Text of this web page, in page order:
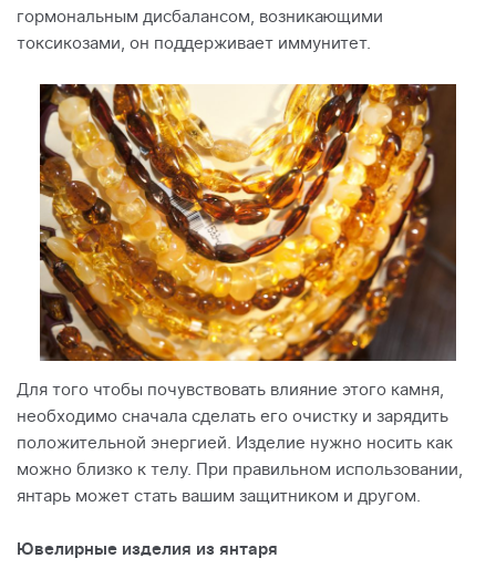
гормональным дисбалансом, возникающими
токсикозами, он поддерживает иммунитет.
Для того чтобы почувствовать влияние этого камня,
необходимо сначала сделать его очистку и зарядить
положительной энергией. Изделие нужно носить как
можно близко к телу. При правильном использовании,
янтарь может стать вашим защитником и другом.
Ювелирные изделия из янтаря